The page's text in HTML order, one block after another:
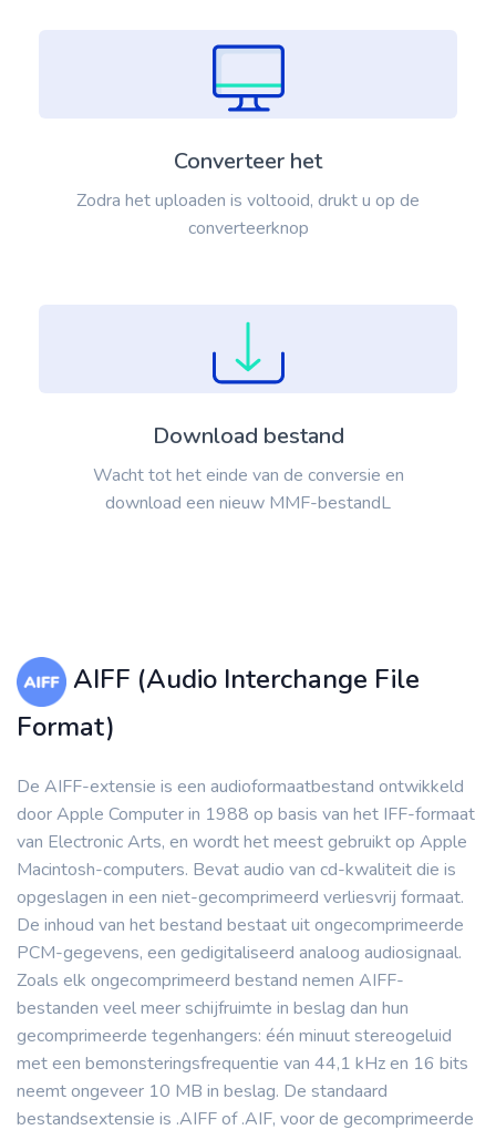
Converteer het
Zodra het uploaden is voltooid, drukt u op de
converteerknop
Download bestand
Wacht tot het einde van de conversie en
download een nieuw MMF-bestandL
AIFF (Audio Interchange File
Format)
De AIFF-extensie is een audioformaatbestand ontwikkeld
door Apple Computer in 1988 op basis van het IFF-formaat
van Electronic Arts, en wordt het meest gebruikt op Apple
Macintosh-computers. Bevat audio van cd-kwaliteit die is
opgeslagen in een niet-gecomprimeerd verliesvrij formaat.
De inhoud van het bestand bestaat uit ongecomprimeerde
PCM-gegevens, een gedigitaliseerd analoog audiosignaal.
Zoals elk ongecomprimeerd bestand nemen AIFF-
bestanden veel meer schijfruimte in beslag dan hun
gecomprimeerde tegenhangers: één minuut stereogeluid
met een bemonsteringsfrequentie van 44,1 kHz en 16 bits
neemt ongeveer 10 MB in beslag. De standaard
bestandsextensie is .AIFF of .AIF, voor de gecomprimeerde